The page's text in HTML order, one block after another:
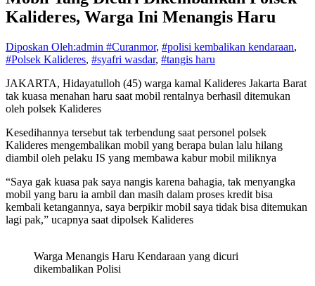
Kalideres, Warga Ini Menangis Haru
Diposkan Oleh:admin #Curanmor, #polisi kembalikan kendaraan,
#Polsek Kalideres, #syafri wasdar, #tangis haru
JAKARTA, Hidayatulloh (45) warga kamal Kalideres Jakarta Barat
tak kuasa menahan haru saat mobil rentalnya berhasil ditemukan
oleh polsek Kalideres
Kesedihannya tersebut tak terbendung saat personel polsek
Kalideres mengembalikan mobil yang berapa bulan lalu hilang
diambil oleh pelaku IS yang membawa kabur mobil miliknya
“Saya gak kuasa pak saya nangis karena bahagia, tak menyangka
mobil yang baru ia ambil dan masih dalam proses kredit bisa
kembali ketangannya, saya berpikir mobil saya tidak bisa ditemukan
lagi pak,” ucapnya saat dipolsek Kalideres
Warga Menangis Haru Kendaraan yang dicuri
dikembalikan Polisi